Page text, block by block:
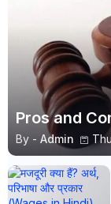
Pros and
By - Admin